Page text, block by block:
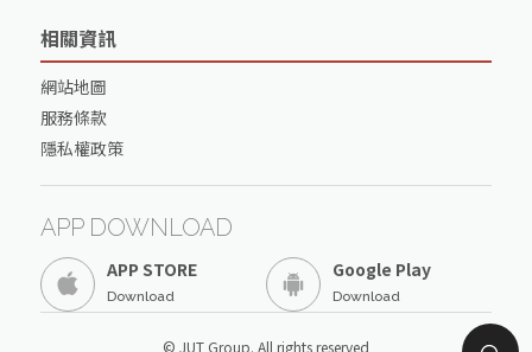
相關資訊
網站地圖
服務條款
隱私權政策
APP DOWNLOAD
APP STORE
Download
Google Play
Download
© JUT Group. All rights reserved